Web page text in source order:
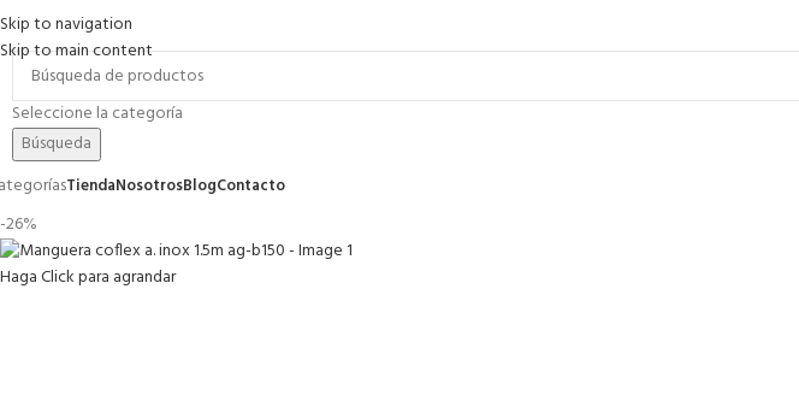
Skip to navigation
Skip to main content
ContactoFAQs
Seleccione la categoría
Búsqueda
TiendaNosotrosBlogContacto
-26%
Haga Click para agrandar